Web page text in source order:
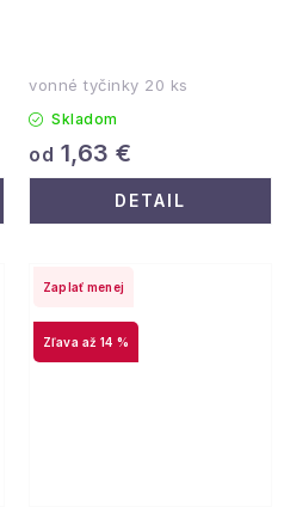
vonné tyčinky 20 ks
Skladom
od 1,63 €
DETAIL
až 14 %
Zaplať menej